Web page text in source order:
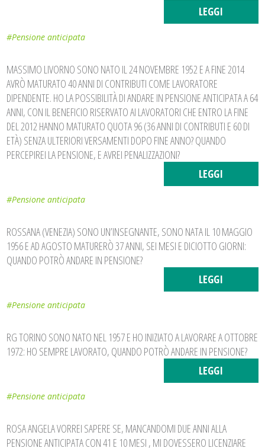
LEGGI
#Pensione anticipata
MASSIMO LIVORNO SONO NATO IL 24 NOVEMBRE 1952 E A FINE 2014
AVRÒ MATURATO 40 ANNI DI CONTRIBUTI COME LAVORATORE
DIPENDENTE. HO LA POSSIBILITÀ DI ANDARE IN PENSIONE ANTICIPATA A 64
ANNI, CON IL BENEFICIO RISERVATO AI LAVORATORI CHE ENTRO LA FINE
DEL 2012 HANNO MATURATO QUOTA 96 (36 ANNI DI CONTRIBUTI E 60 DI
ETÀ) SENZA ULTERIORI VERSAMENTI DOPO FINE ANNO? QUANDO
PERCEPIREI LA PENSIONE, E AVREI PENALIZZAZIONI?
LEGGI
#Pensione anticipata
ROSSANA (VENEZIA) SONO UN’INSEGNANTE, SONO NATA IL 10 MAGGIO
1956 E AD AGOSTO MATURERÒ 37 ANNI, SEI MESI E DICIOTTO GIORNI:
QUANDO POTRÒ ANDARE IN PENSIONE?
LEGGI
#Pensione anticipata
RG TORINO SONO NATO NEL 1957 E HO INIZIATO A LAVORARE A OTTOBRE
1972: HO SEMPRE LAVORATO, QUANDO POTRÒ ANDARE IN PENSIONE?
LEGGI
#Pensione anticipata
ROSA ANGELA VORREI SAPERE SE, MANCANDOMI DUE ANNI ALLA
PENSIONE ANTICIPATA CON 41 E 10 MESI , MI DOVESSERO LICENZIARE